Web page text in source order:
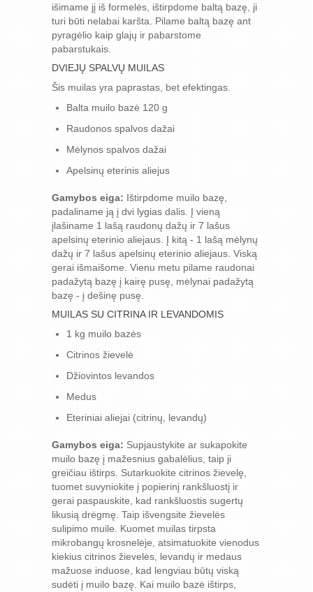
išimame jį iš formelės, ištirpdome baltą bazę, ji
turi būti nelabai karšta. Pilame baltą bazę ant
pyragėlio kaip glajų ir pabarstome
pabarstukais.
DVIEJŲ SPALVŲ MUILAS
Šis muilas yra paprastas, bet efektingas.
Balta muilo bazė 120 g
Raudonos spalvos dažai
Mėlynos spalvos dažai
Apelsinų eterinis aliejus
Gamybos eiga: Ištirpdome muilo bazę,
padaliname ją į dvi lygias dalis. Į vieną
įlašiname 1 lašą raudonų dažų ir 7 lašus
apelsinų eterinio aliejaus. Į kitą - 1 lašą mėlynų
dažų ir 7 lašus apelsinų eterinio aliejaus. Viską
gerai išmaišome. Vienu metu pilame raudonai
padažytą bazę į kairę pusę, mėlynai padažytą
bazę - į dešinę pusę.
MUILAS SU CITRINA IR LEVANDOMIS
1 kg muilo bazės
Citrinos žievelė
Džiovintos levandos
Medus
Eteriniai aliejai (citrinų, levandų)
Gamybos eiga: Supjaustykite ar sukapokite
muilo bazę į mažesnius gabalėlius, taip ji
greičiau ištirps. Sutarkuokite citrinos žievelę,
tuomet suvyniokite į popierinį rankšluostį ir
gerai paspauskite, kad rankšluostis sugertų
likusią drėgmę. Taip išvengsite žievelės
sulipimo muile. Kuomet muilas tirpsta
mikrobangų krosnelėje, atsimatuokite vienodus
kiekius citrinos žievelės, levandų ir medaus
mažuose induose, kad lengviau būtų viską
sudėti į muilo bazę. Kai muilo bazė ištirps,